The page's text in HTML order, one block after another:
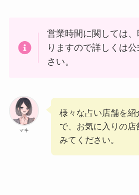
営業時間に関しては
りますので詳しくは
さい。
マキ
様々な占い店舗を紹
で、お気に入りの店
みてください。